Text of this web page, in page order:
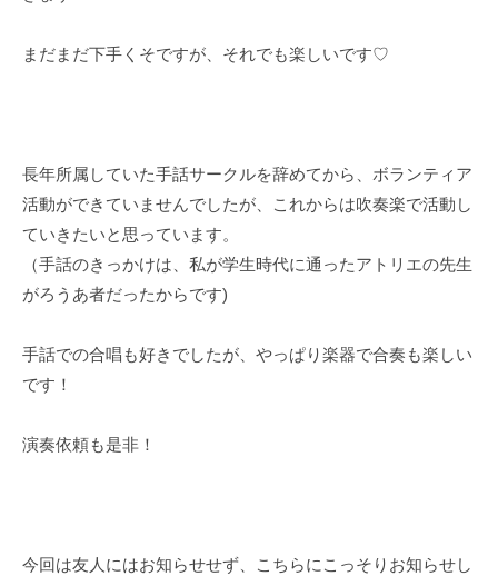
まだまだ下手くそですが、それでも楽しいです♡
長年所属していた手話サークルを辞めてから、ボランティア
活動ができていませんでしたが、これからは吹奏楽で活動し
ていきたいと思っています。
（手話のきっかけは、私が学生時代に通ったアトリエの先生
がろうあ者だったからです)
手話での合唱も好きでしたが、やっぱり楽器で合奏も楽しい
です！
演奏依頼も是非！
今回は友人にはお知らせせず、こちらにこっそりお知らせし